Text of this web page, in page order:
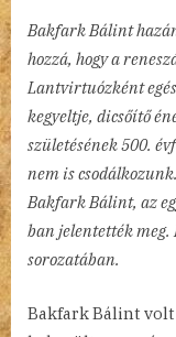
Bakfark Bálint
hozzá, hogy a
Lantvirtuózként
kegyeltje, dicsőítő
születésének 500.
nem is
Bakfark Bálint, az
ban jelentették meg.
sorozatában.
Bakfark Bálint volt